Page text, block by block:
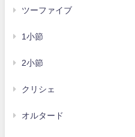
ツーファイブ
1小節
2小節
クリシェ
オルタード